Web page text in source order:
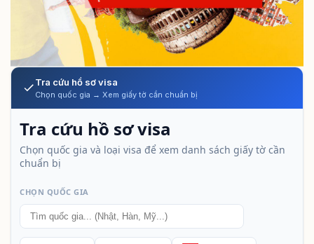
Tra cứu hồ sơ visa
Chọn quốc gia → Xem giấy tờ cần chuẩn bị